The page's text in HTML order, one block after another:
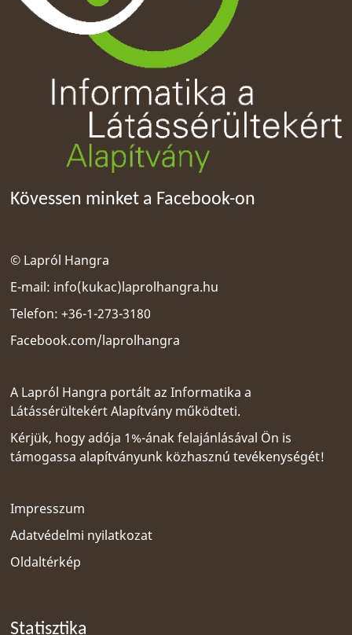
Kövessen minket a Facebook-on
© Lapról Hangra
E-mail: info(kukac)laprolhangra.hu
Telefon: +36-1-273-3180
Facebook.com/laprolhangra
A Lapról Hangra portált azInformatika a
Látássérültekért Alapítvány működteti.
Kérjük, hogy adója 1%-ának felajánlásával Ön is
támogassa alapítványunk közhasznú tevékenységét!
Impresszum
Adatvédelmi nyilatkozat
Oldaltérkép
Statisztika